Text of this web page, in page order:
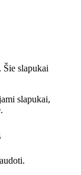
Šie slapukai
slapukai,